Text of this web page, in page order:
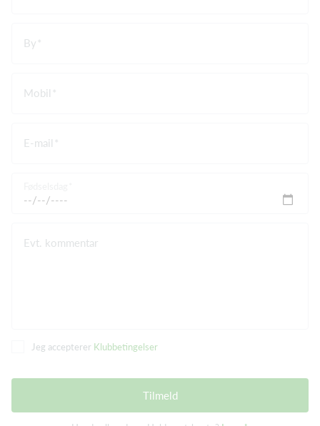
By
Mobil
E-mail
Evt. kommentar
Jeg accepterer Klubbetingelser
Tilmeld